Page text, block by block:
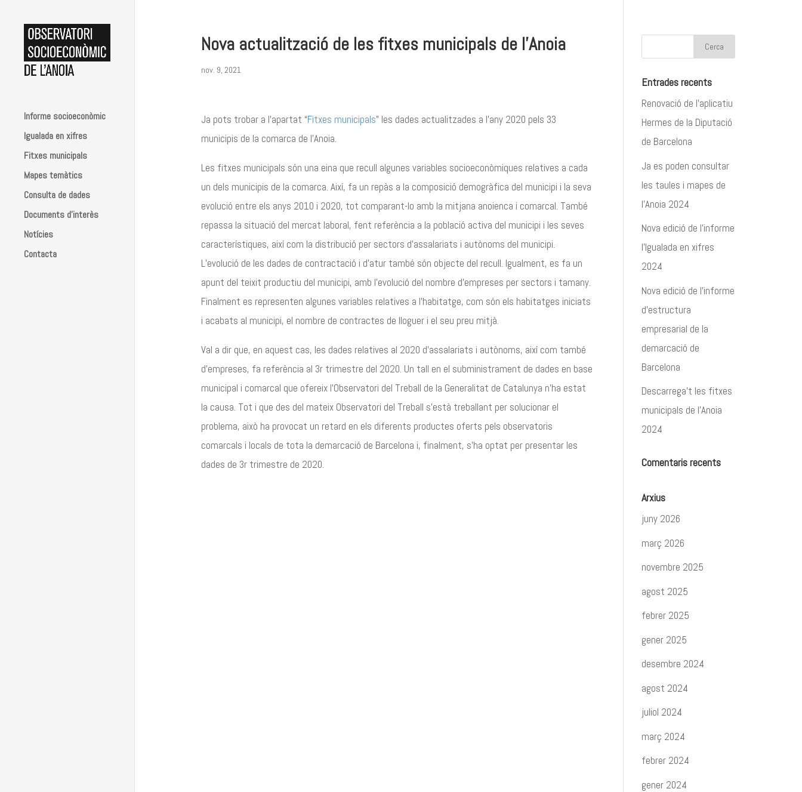
Informe socioeconòmic
Igualada en xifres
Fitxes municipals
Mapes temàtics
Consulta de dades
Documents d’interès
Notícies
Contacta
Nova actualització de les fitxes municipals de l’Anoia
nov. 9, 2021
Ja pots trobar a l’apartat “Fitxes municipals” les dades actualitzades a l’any 2020 pels 33
municipis de la comarca de l’Anoia.
Les fitxes municipals són una eina que recull algunes variables socioeconòmiques relatives a cada
un dels municipis de la comarca. Així, fa un repàs a la composició demogràfica del municipi i la seva
evolució entre els anys 2010 i 2020, tot comparant-lo amb la mitjana anoienca i comarcal. També
repassa la situació del mercat laboral, fent referència a la població activa del municipi i les seves
característiques, així com la distribució per sectors d’assalariats i autònoms del municipi.
L’evolució de les dades de contractació i d’atur també són objecte del recull. Igualment, es fa un
apunt del teixit productiu del municipi, amb l’evolució del nombre d’empreses per sectors i tamany.
Finalment es representen algunes variables relatives a l’habitatge, com són els habitatges iniciats
i acabats al municipi, el nombre de contractes de lloguer i el seu preu mitjà.
Val a dir que, en aquest cas, les dades relatives al 2020 d’assalariats i autònoms, així com també
d’empreses, fa referència al 3r trimestre del 2020. Un tall en el subministrament de dades en base
municipal i comarcal que ofereix l’Observatori del Treball de la Generalitat de Catalunya n’ha estat
la causa. Tot i que des del mateix Observatori del Treball s’està treballant per solucionar el
problema, això ha provocat un retard en els diferents productes oferts pels observatoris
comarcals i locals de tota la demarcació de Barcelona i, finalment, s’ha optat per presentar les
dades de 3r trimestre de 2020.
Entrades recents
Renovació de l’aplicatiu
Hermes de la Diputació
de Barcelona
Ja es poden consultar
les taules i mapes de
l’Anoia 2024
Nova edició de l’informe
l’Igualada en xifres
2024
Nova edició de l’informe
d’estructura
empresarial de la
demarcació de
Barcelona
Descarrega’t les fitxes
municipals de l’Anoia
2024
Comentaris recents
Arxius
juny 2026
març 2026
novembre 2025
agost 2025
febrer 2025
gener 2025
desembre 2024
agost 2024
juliol 2024
març 2024
febrer 2024
gener 2024